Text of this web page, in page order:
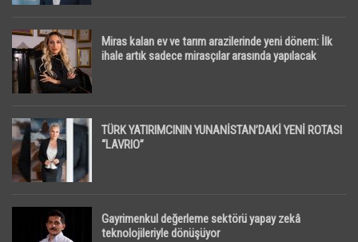
Miras kalan ev ve tarım arazilerinde yeni dönem: İlk
ihale artık sadece mirasçılar arasında yapılacak
TÜRK YATIRIMCININ YUNANİSTAN’DAKİ YENİ ROTASI
“LAVRIO”
Gayrimenkul değerleme sektörü yapay zekâ
teknolojileriyle dönüşüyor